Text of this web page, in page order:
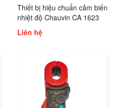
Thiết bị hiệu chuẩn cảm biến
nhiệt độ Chauvin CA 1623
Liên hệ